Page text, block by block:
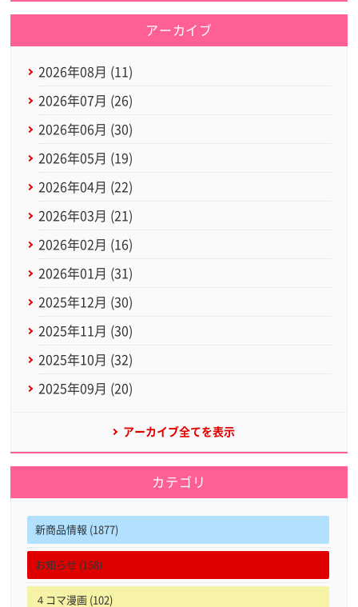
アーカイブ
2026年08月 (11)
2026年07月 (26)
2026年06月 (30)
2026年05月 (19)
2026年04月 (22)
2026年03月 (21)
2026年02月 (16)
2026年01月 (31)
2025年12月 (30)
2025年11月 (30)
2025年10月 (32)
2025年09月 (20)
アーカイブ全てを表示
カテゴリ
新商品情報 (1877)
お知らせ (168)
４コマ漫画 (102)